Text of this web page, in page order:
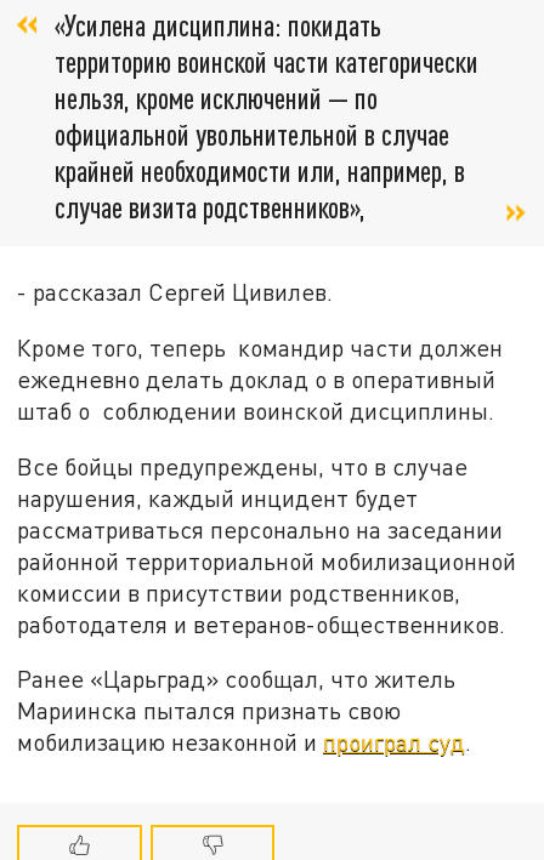
«Усилена дисциплина: покидать
территорию воинской части категорически
нельзя, кроме исключений — по
официальной увольнительной в случае
крайней необходимости или, например, в
случае визита родственников»,
- рассказал Сергей Цивилев.
Кроме того, теперь командир части должен
ежедневно делать доклад о в оперативный
штаб о соблюдении воинской дисциплины.
Все бойцы предупреждены, что в случае
нарушения, каждый инцидент будет
рассматриваться персонально на заседании
районной территориальной мобилизационной
комиссии в присутствии родственников,
работодателя и ветеранов-общественников.
Ранее «Царьград» сообщал, что житель
Мариинска пытался признать свою
мобилизацию незаконной и проиграл суд.